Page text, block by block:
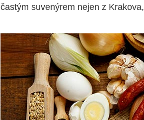
častým suvenýrem nejen z